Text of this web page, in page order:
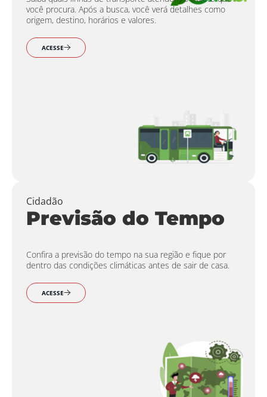
você procura. Após a busca, você verá detalhes como
origem, destino, horários e valores.
ACESSE
Cidadão
Previsão do Tempo
Confira a previsão do tempo na sua região e fique por
dentro das condições climáticas antes de sair de casa.
ACESSE